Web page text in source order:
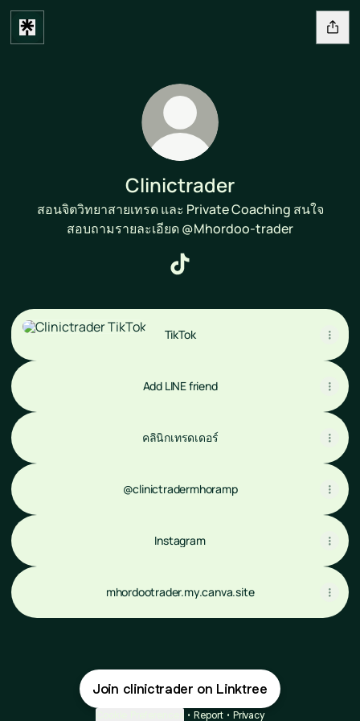
Clinictrader
สอนจิตวิทยาสายเทรด และ Private Coaching สนใจ
สอบถามรายละเอียด @Mhordoo-trader
TikTok
TikTok
Add LINE friend
คลินิกเทรดเดอร์
@clinictradermhoramp
Instagram
mhordootrader.my.canva.site
Join clinictrader on Linktree
• Report • Privacy